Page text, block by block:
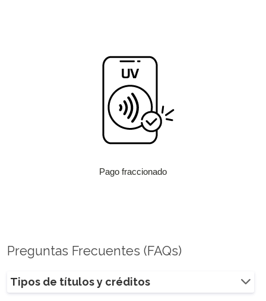
Pago fraccionado
Preguntas Frecuentes (FAQs)
Tipos de títulos y créditos